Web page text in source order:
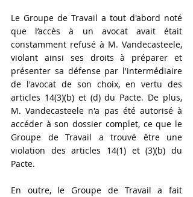
Le Groupe de Travail a tout d'abord noté
que l’accès à un avocat avait était
constamment refusé à M. Vandecasteele,
violant ainsi ses droits à préparer et
présenter sa défense par l'intermédiaire
de l'avocat de son choix, en vertu des
articles 14(3)(b) et (d) du Pacte. De plus,
M. Vandecasteele n'a pas été autorisé à
accéder à son dossier complet, ce que le
Groupe de Travail a trouvé être une
violation des articles 14(1) et (3)(b) du
Pacte.
En outre, le Groupe de Travail a fait